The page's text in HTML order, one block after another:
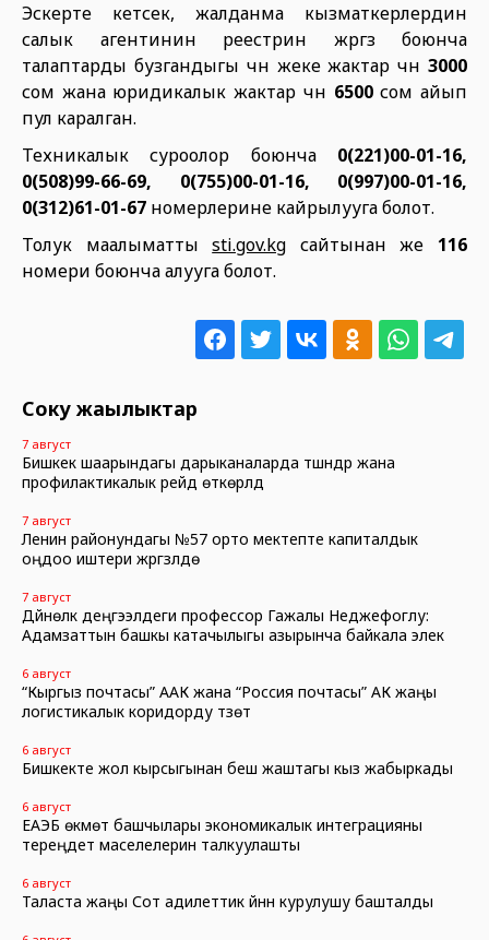
Эскерте кетсек, жалданма кызматкерлердин
салык агентинин реестрин жүргүзүү боюнча
талаптарды бузгандыгы үчүн жеке жактар үчүн 3000
сом жана юридикалык жактар үчүн 6500сом айып
пул каралган.
Техникалык суроолор боюнча 0(221)00-01-16,
0(508)99-66-69, 0(755)00-01-16, 0(997)00-01-16,
0(312)61-01-67 номерлерине кайрылууга болот.
Толук маалыматтыsti.gov.kg сайтынан же 116
номери боюнча алууга болот.
Соңку жаңылыктар
7 август
Бишкек шаарындагы дарыканаларда түшүндүрүү жана
профилактикалык рейд өткөрүлдү
7 август
Ленин районундагы №57 орто мектепте капиталдык
оңдоо иштери жүргүзүлүүдө
7 август
Дүйнөлүк деңгээлдеги профессор Гажалы Неджефоглу:
Адамзаттын башкы катачылыгы азырынча байкала элек
6 август
“Кыргыз почтасы” ААК жана “Россия почтасы” АК жаңы
логистикалык коридорду түзөт
6 август
Бишкекте жол кырсыгынан беш жаштагы кыз жабыркады
6 август
ЕАЭБ өкмөт башчылары экономикалык интеграцияны
тереңдетүү маселелерин талкуулашты
6 август
Таласта жаңы Сот адилеттик үйүнүн курулушу башталды